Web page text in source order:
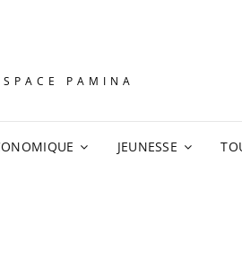
PAMINA
JEUNESSE